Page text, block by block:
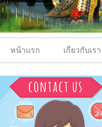
หน้าแรก เกี่ยวกับเรา